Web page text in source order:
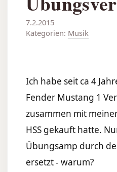
7.2.2015
Kategorien: Musik
Ich habe seit ca 4
Fender Mustang 1
zusammen mit
HSS gekauft hatte.
Übungsamp durch
ersetzt - warum?